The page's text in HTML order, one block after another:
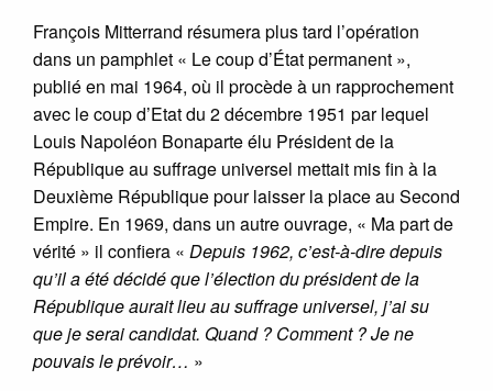
François Mitterrand résumera plus tard l’opération
dans un pamphlet « Le coup d’État permanent »,
publié en mai 1964, où il procède à un rapprochement
avec le coup d’Etat du 2 décembre 1951 par lequel
Louis Napoléon Bonaparte élu Président de la
République au suffrage universel mettait mis fin à la
Deuxième République pour laisser la place au Second
Empire. En 1969, dans un autre ouvrage, « Ma part de
vérité » il confiera « Depuis 1962, c’est-à-dire depuis
qu’il a été décidé que l’élection du président de la
République aurait lieu au suffrage universel, j’ai su
que je serai candidat. Quand ? Comment ? Je ne
pouvais le prévoir… »